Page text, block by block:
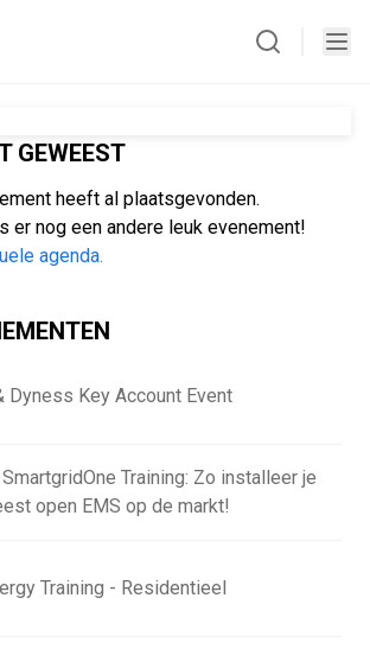
GEWEEST
heeft al plaatsgevonden.
er nog een andere leuk evenement!
agenda.
Dyness Key Account Event
Training: Zo installeer je
open EMS op de markt!
Training - Residentieel